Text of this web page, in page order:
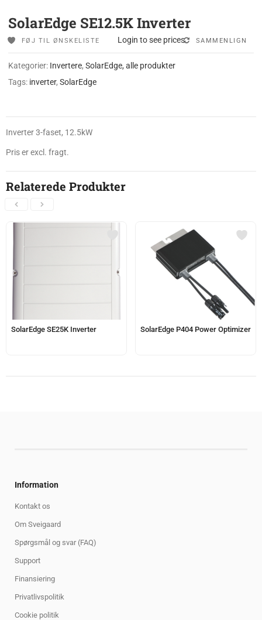
SolarEdge SE12.5K Inverter
Login to see prices
FØJ TIL ØNSKELISTE SAMMENLIGN
Kategorier: Invertere,SolarEdge, alle produkter
Tags: inverter,SolarEdge
Inverter 3-faset, 12.5kW
Pris er excl. fragt.
Relaterede Produkter
SolarEdge SE25K Inverter SolarEdge P404 Power Optimizer
Information
Kontakt os
Om Sveigaard
Spørgsmål og svar (FAQ)
Support
Finansiering
Privatlivspolitik
Cookie politik